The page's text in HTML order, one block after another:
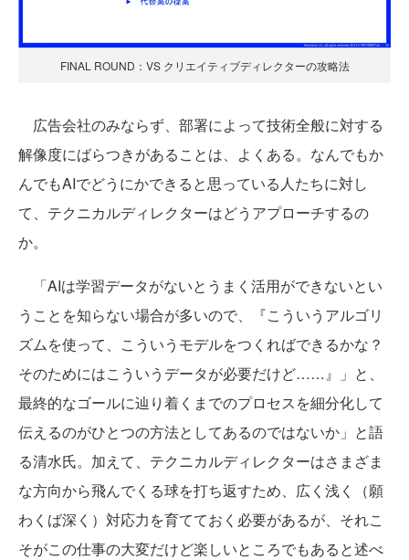
FINAL ROUND：VS クリエイティブディレクターの攻略法
広告会社のみならず、部署によって技術全般に対する
解像度にばらつきがあることは、よくある。なんでもか
んでもAIでどうにかできると思っている人たちに対し
て、テクニカルディレクターはどうアプローチするの
か。
「AIは学習データがないとうまく活用ができないとい
うことを知らない場合が多いので、『こういうアルゴリ
ズムを使って、こういうモデルをつくればできるかな？
そのためにはこういうデータが必要だけど……』」と、
最終的なゴールに辿り着くまでのプロセスを細分化して
伝えるのがひとつの方法としてあるのではないか」と語
る清水氏。加えて、テクニカルディレクターはさまざま
な方向から飛んでくる球を打ち返すため、広く浅く（願
わくば深く）対応力を育てておく必要があるが、それこ
そがこの仕事の大変だけど楽しいところでもあると述べ